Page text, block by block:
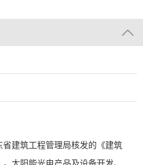
建筑工程管理局核发的《建筑